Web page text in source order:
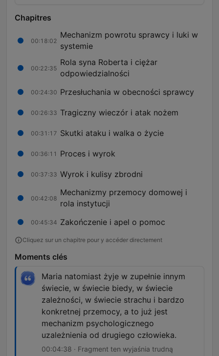
Chapitres
00:18:02
Mechanizm powrotu sprawcy i luki w
systemie
00:22:35
Rola syna Roberta i ciężar
odpowiedzialności
00:24:30 Przesłuchania w obecności sprawcy
00:26:33 Tragiczny wieczór i atak nożem
00:31:17 Skutki ataku i walka o życie
00:36:11 Proces i wyrok
00:37:33 Wyrok i kulisy zbrodni
00:42:08
Mechanizmy przemocy domowej i
rola instytucji
00:45:34 Zakończenie i apel o pomoc
Cliquez sur un chapitre pour y accéder directement
Moments clés
Maria natomiast żyje w zupełnie innym
świecie, w świecie biedy, w świecie
zależności, w świecie strachu i bardzo
konkretnej przemocy, a to już jest
mechanizm psychologicznego
uzależnienia od drugiego człowieka.
00:04:38 · Fragment ten wyjaśnia trudną